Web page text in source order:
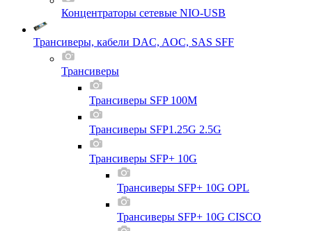
Концентраторы сетевые NIO-USB
Трансиверы, кабели DAC, AOC, SAS SFF
Трансиверы
Трансиверы SFP 100M
Трансиверы SFP1.25G 2.5G
Трансиверы SFP+ 10G
Трансиверы SFP+ 10G OPL
Трансиверы SFP+ 10G CISCO